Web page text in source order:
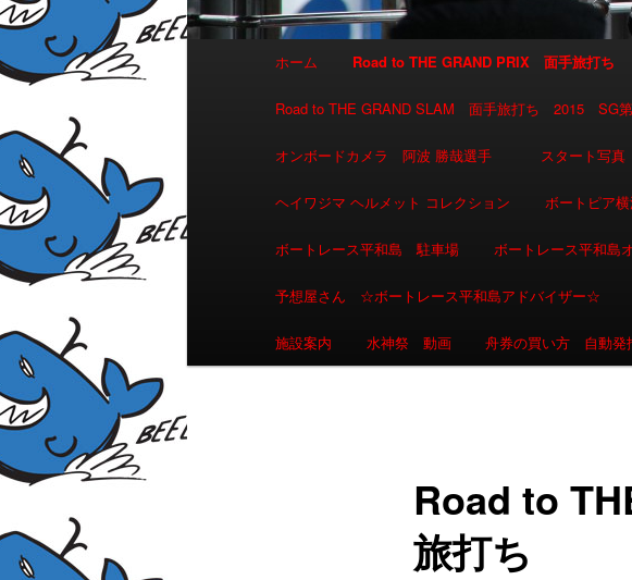
メインコンテンツへ移動
サブコンテンツへ移動
ホーム Road to THE GRAND PRIX 面手旅打ち
Road to THE GRAND SLAM 面手旅打ち 2015 SG
オンボードカメラ 阿波 勝哉選手 スタート写真
ヘイワジマ ヘルメット コレクション ボートピア
ボートレース平和島 駐車場 ボートレース平和島
予想屋さん ☆ボートレース平和島アドバイザー☆
施設案内 水神祭 動画 舟券の買い方 自動発
Road to
旅打ち